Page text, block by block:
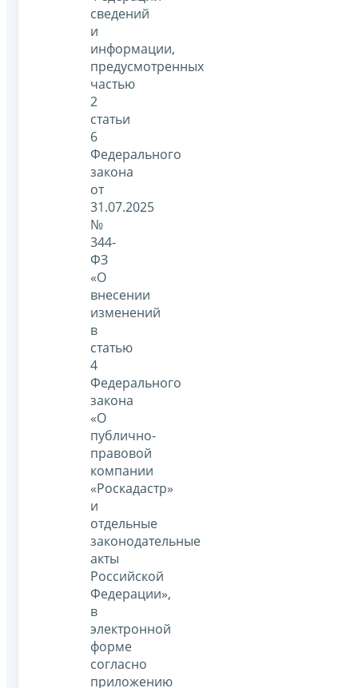
сведений
и
информации,
предусмотренных
частью
2
статьи
6
Федерального
закона
от
31.07.2025
№
344-
ФЗ
«О
внесении
изменений
в
статью
4
Федерального
закона
«О
публично-
правовой
компании
«Роскадастр»
и
отдельные
законодательные
акты
Российской
Федерации»,
в
электронной
форме
согласно
приложению